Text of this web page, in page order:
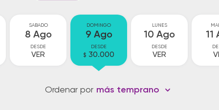
SABADO
8 Ago
DESDE
VER
DOMINGO
9 Ago
DESDE
$ 30.000
LUNES
10 Ago
DESDE
VER
11
Ordenar por más temprano